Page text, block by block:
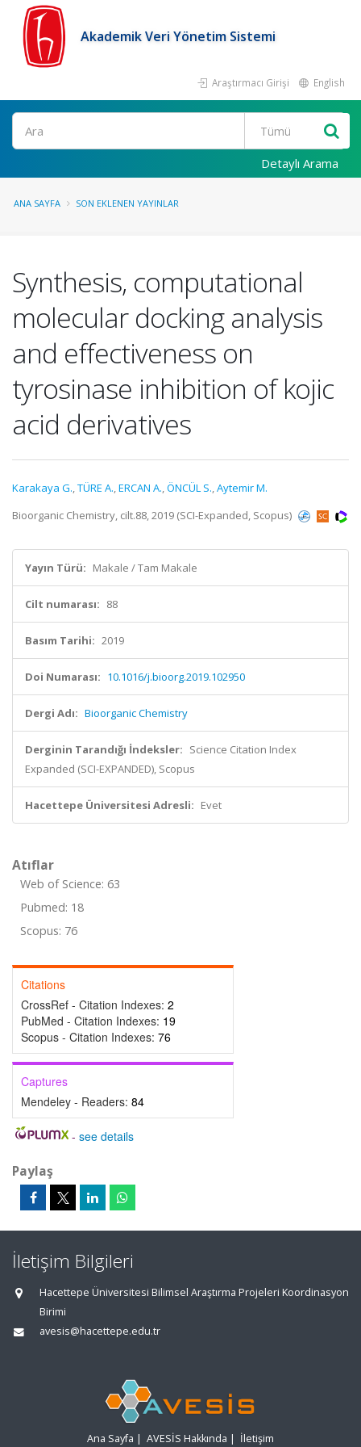
Akademik Veri Yönetim Sistemi
Araştırmacı Girişi English
Ara
Detaylı Arama
ANA SAYFA SON EKLENEN YAYINLAR
Synthesis, computational
molecular docking analysis
and effectiveness on
tyrosinase inhibition of kojic
acid derivatives
Karakaya G.,TÜRE A.,ERCAN A.,ÖNCÜL S.,Aytemir M.
Bioorganic Chemistry, cilt.88, 2019 (SCI-Expanded, Scopus)
Yayın Türü: Makale / Tam Makale
Cilt numarası: 88
Basım Tarihi: 2019
Doi Numarası: 10.1016/j.bioorg.2019.102950
Dergi Adı: Bioorganic Chemistry
Derginin Tarandığı İndeksler: Science Citation Index
Expanded (SCI-EXPANDED), Scopus
Hacettepe Üniversitesi Adresli: Evet
Atıflar
Web of Science: 63
Pubmed: 18
Scopus: 76
Citations
CrossRef - Citation Indexes: 2
PubMed - Citation Indexes: 19
Scopus - Citation Indexes: 76
Captures
Mendeley - Readers: 84
- see details
Paylaş
İletişim Bilgileri
Hacettepe Üniversitesi Bilimsel Araştırma Projeleri Koordinasyon
Birimi
avesis@hacettepe.edu.tr
Ana Sayfa | AVESİS Hakkında | İletişim